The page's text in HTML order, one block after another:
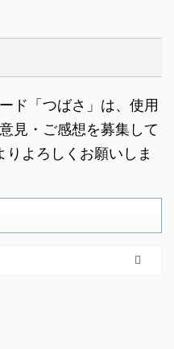
ド「つばさ」は、使用
見・ご感想を募集して
りよろしくお願いしま